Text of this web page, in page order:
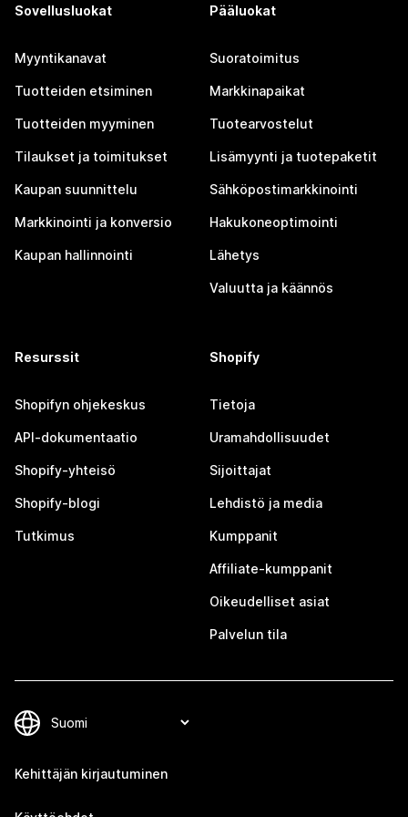
Sovellusluokat
Myyntikanavat
Tuotteiden etsiminen
Tuotteiden myyminen
Tilaukset ja toimitukset
Kaupan suunnittelu
Markkinointi ja konversio
Kaupan hallinnointi
Pääluokat
Suoratoimitus
Markkinapaikat
Tuotearvostelut
Lisämyynti ja tuotepaketit
Sähköpostimarkkinointi
Hakukoneoptimointi
Lähetys
Valuutta ja käännös
Resurssit
Shopifyn ohjekeskus
API-dokumentaatio
Shopify-yhteisö
Shopify-blogi
Tutkimus
Shopify
Tietoja
Uramahdollisuudet
Sijoittajat
Lehdistö ja media
Kumppanit
Affiliate-kumppanit
Oikeudelliset asiat
Palvelun tila
Kehittäjän kirjautuminen